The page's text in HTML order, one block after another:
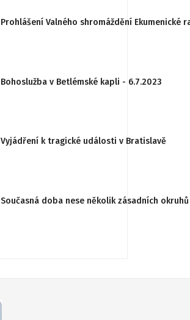
Prohlášení Valného shromáždění
Bohoslužba v Betlémské kapli - 6.7.2023
Vyjádření k tragické události v Bratislavě
Současná doba nese několik zásadních